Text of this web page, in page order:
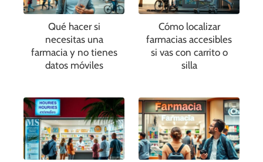
Qué hacer si
necesitas una
farmacia y no tienes
datos móviles
Cómo localizar
farmacias accesibles
si vas con carrito o
silla